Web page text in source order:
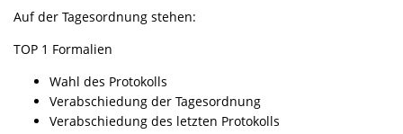
Auf der Tagesordnung stehen:
TOP 1 Formalien
Wahl des Protokolls
Verabschiedung der Tagesordnung
Verabschiedung des letzten Protokolls